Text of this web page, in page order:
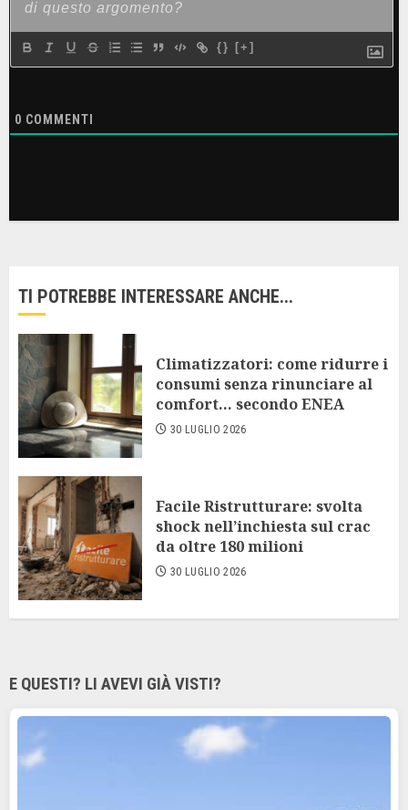
{} [+]
0 COMMENTI
TI POTREBBE INTERESSARE ANCHE...
Climatizzatori: come ridurre i
consumi senza rinunciare al
comfort… secondo ENEA
30 LUGLIO 2026
Facile Ristrutturare: svolta
shock nell’inchiesta sul crac
da oltre 180 milioni
30 LUGLIO 2026
E QUESTI? LI AVEVI GIÀ VISTI?